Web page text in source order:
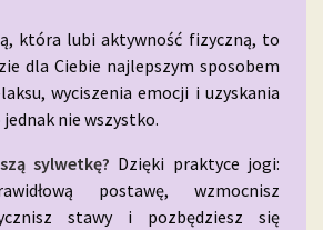
która lubi aktywność fizyczną, to
dla Ciebie najlepszym sposobem
wyciszenia emocji i uzyskania
nie wszystko.
sylwetkę? Dzięki praktyce jogi:
postawę, wzmocnisz
stawy i pozbędziesz się